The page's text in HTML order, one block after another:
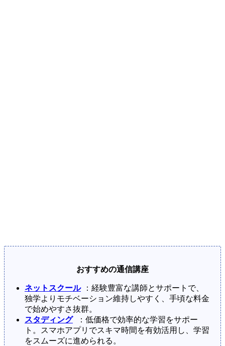
おすすめの通信講座
ネットスクール
：経験豊富な講師とサポートで、
独学よりモチベーション維持しやすく、手頃な料金
で始めやすさ抜群。
スタディング
：低価格で効率的な学習をサポー
ト。スマホアプリでスキマ時間を有効活用し、学習
をスムーズに進められる。